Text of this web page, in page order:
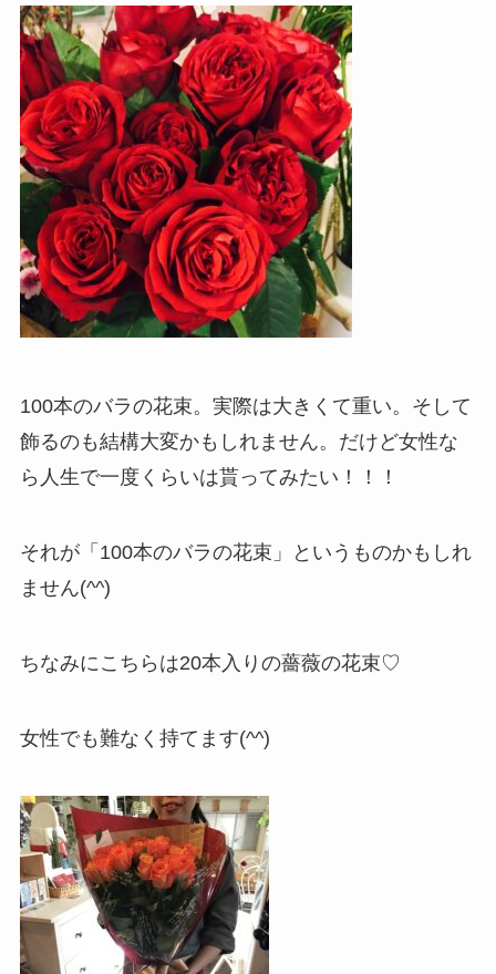
100本のバラの花束。実際は大きくて重い。そして
飾るのも結構大変かもしれません。だけど女性な
ら人生で一度くらいは貰ってみたい！！！
それが「100本のバラの花束」というものかもしれ
ません(^^)
ちなみにこちらは20本入りの薔薇の花束♡
女性でも難なく持てます(^^)